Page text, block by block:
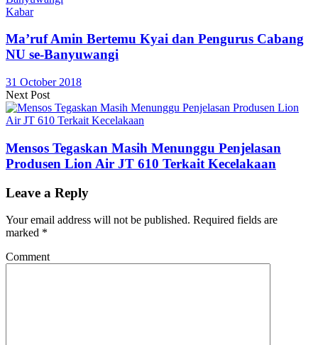
Kabar
Ma’ruf Amin Bertemu Kyai dan Pengurus Cabang
NU se-Banyuwangi
31 October 2018
Next Post
Mensos Tegaskan Masih Menunggu Penjelasan
Produsen Lion Air JT 610 Terkait Kecelakaan
Leave a Reply
Your email address will not be published. Required fields are
marked *
Comment